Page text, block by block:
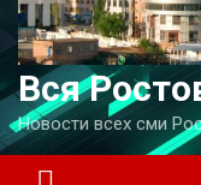
Вся
Новости всех сми